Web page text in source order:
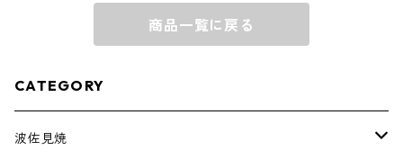
商品一覧に戻る
CATEGORY
波佐見焼